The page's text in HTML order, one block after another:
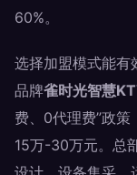
60%。
选择加盟模式能有
品牌雀时光智慧
费、0代理费”政
15万-30万元。总